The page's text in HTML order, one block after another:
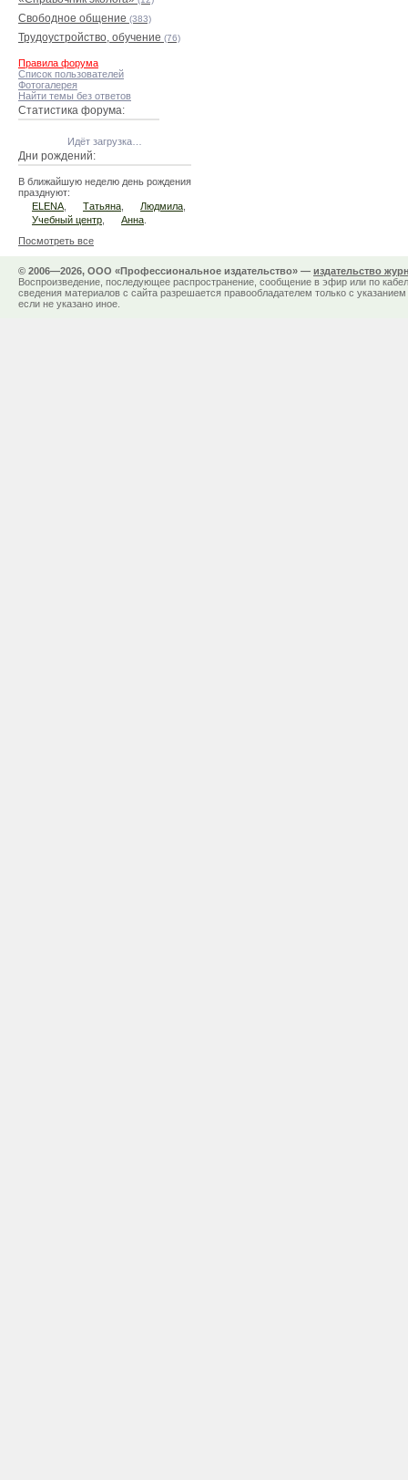
Свободное общение (383)
Трудоустройство, обучение (76)
Правила форума
Список пользователей
Фотогалерея
Найти темы без ответов
Статистика форума:
Идёт загрузка…
Дни рождений:
В ближайшую неделю день рождения
празднуют:
ELENA
Татьяна Людмила
Учебный центр
Анна
Посмотреть все
© 2006—2026, ООО «Профессиональное издательство» — издательство
Воспроизведение, последующее распространение, сообщение в эфир или по
сведения материалов с сайта разрешается правообладателем только с
если не указано иное.